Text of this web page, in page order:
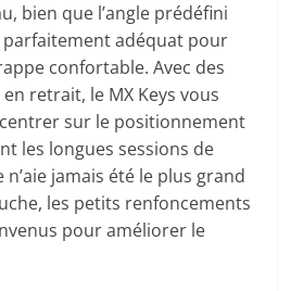
bien que l’angle prédéfini
parfaitement adéquat pour
confortable. Avec des
retrait, le MX Keys vous
sur le positionnement
les longues sessions de
jamais été le plus grand
les petits renfoncements
pour améliorer le